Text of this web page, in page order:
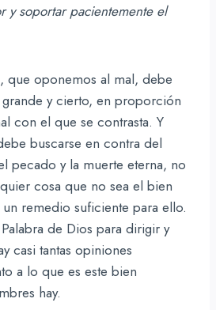
y soportar pacientemente el
que oponemos al mal, debe
y cierto, en proporción
con el que se contrasta. Y
buscarse en contra del
pecado y la muerte eterna, no
cosa que no sea el bien
remedio suficiente para ello.
de Dios para dirigir y
casi tantas opiniones
a lo que es este bien
hay.